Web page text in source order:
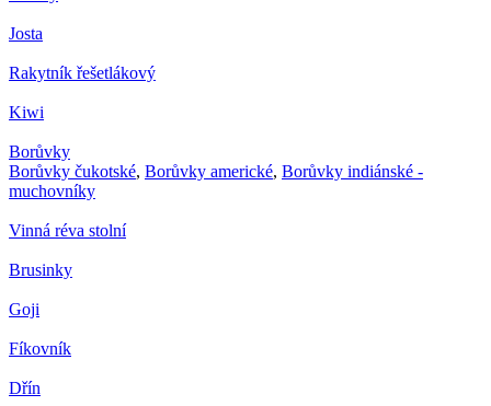
Josta
Rakytník řešetlákový
Kiwi
Borůvky
Borůvky čukotské, Borůvky americké, Borůvky indiánské -
muchovníky
Vinná réva stolní
Brusinky
Goji
Fíkovník
Dřín